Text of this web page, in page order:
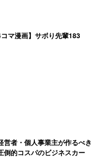
コマ漫画】サボり先輩183
営者・個人事業主が作るべき
倒的コスパのビジネスカー